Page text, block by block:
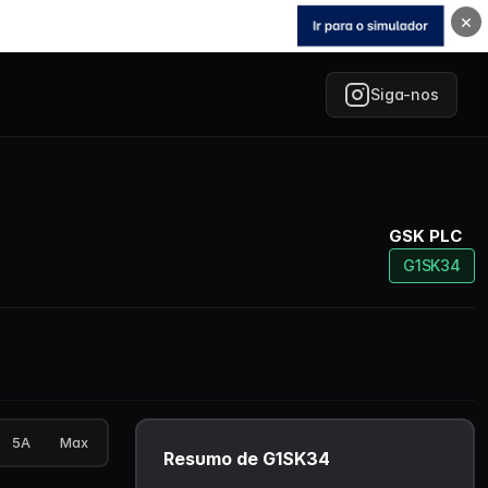
×
Siga-nos
GSK PLC
G1SK34
5A Max
Resumo de G1SK34